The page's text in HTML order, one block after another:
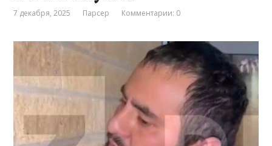
7 декабря, 2025 Парсер Комментарии: 0